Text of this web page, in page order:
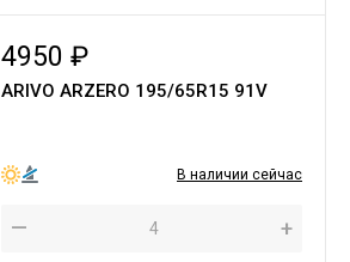
4950 ₽
ARIVO ARZERO 195/65R15 91V
В наличии сейчас
— +